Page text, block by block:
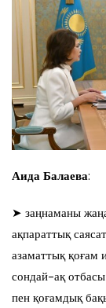
Аида Балаева:
➤ заңнаманы
ақпараттық
азаматтық қоғам
сондай-ақ
пен қоғамдық